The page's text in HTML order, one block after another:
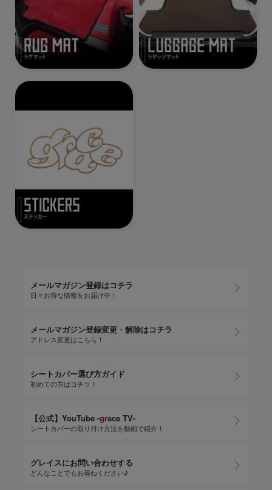
メールマガジン登録はコチラ
日々お得な情報をお届け中！
メールマガジン登録変更・解除はコチラ
アドレス変更はこちら！
シートカバー選び方ガイド
初めての方はコチラ！
【公式】YouTube -grace TV-
シートカバーの取り付け方法を動画で紹介！
グレイスにお問い合わせする
どんなことでもお尋ねください♪